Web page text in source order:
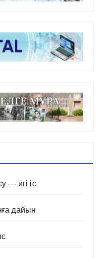
— игі іс
дайын